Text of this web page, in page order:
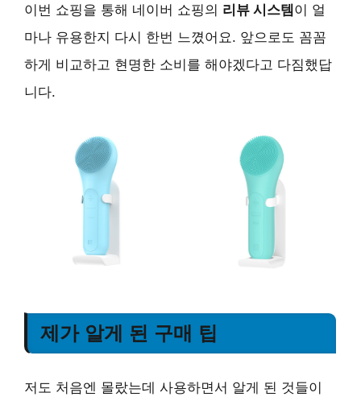
이번 쇼핑을 통해 네이버 쇼핑의 리뷰 시스템이 얼
마나 유용한지 다시 한번 느꼈어요. 앞으로도 꼼꼼
하게 비교하고 현명한 소비를 해야겠다고 다짐했답
니다.
제가 알게 된 구매 팁
저도 처음엔 몰랐는데 사용하면서 알게 된 것들이